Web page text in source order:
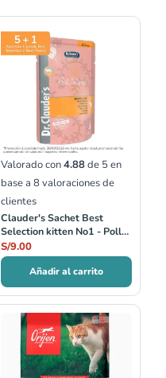
Valorado con4.88de 5 en
base a 8valoraciones de
clientes
Clauder's Sachet Best
Selection kitten No1 - Pollo
Fino
S/9.00
Añadir al carrito
Rango
de
precios:
desde